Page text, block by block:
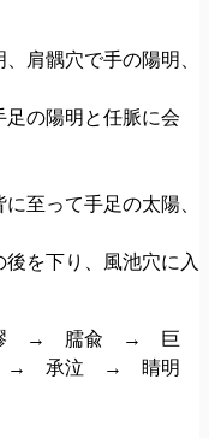
肩髃穴で手の陽明、
足の陽明と任脈に会
至って手足の太陽、
を下り、風池穴に入
→ 臑兪 → 巨
承泣 → 睛明